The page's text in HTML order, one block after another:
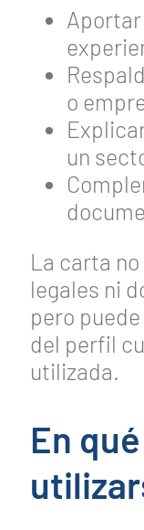
o
un
La carta
legales ni
pero
del perfil
utilizada.
En